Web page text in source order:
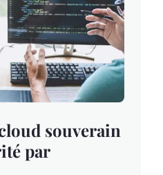
souverain
par